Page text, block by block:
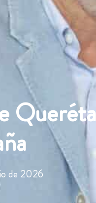
de 2026